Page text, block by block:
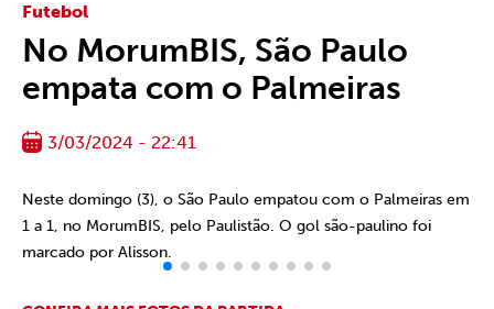
Futebol
No MorumBIS, São Paulo
empata com o Palmeiras
3/03/2024 - 22:41
Neste domingo (3), o São Paulo empatou com o Palmeiras em
1 a 1, no MorumBIS, pelo Paulistão. O gol são-paulino foi
marcado por Alisson.